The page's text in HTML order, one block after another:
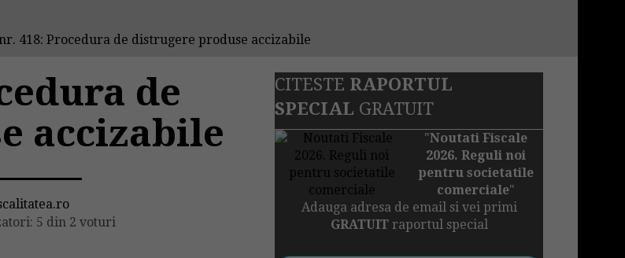
418: Procedura de distrugere produse accizabile
de
accizabile
5 din 2 voturi
CITESTE RAPORTUL
SPECIAL GRATUIT
"Noutati Fiscale
2026. Reguli noi
pentru societatile
comerciale"
Adauga adresa de email si vei primi
GRATUITraportul special